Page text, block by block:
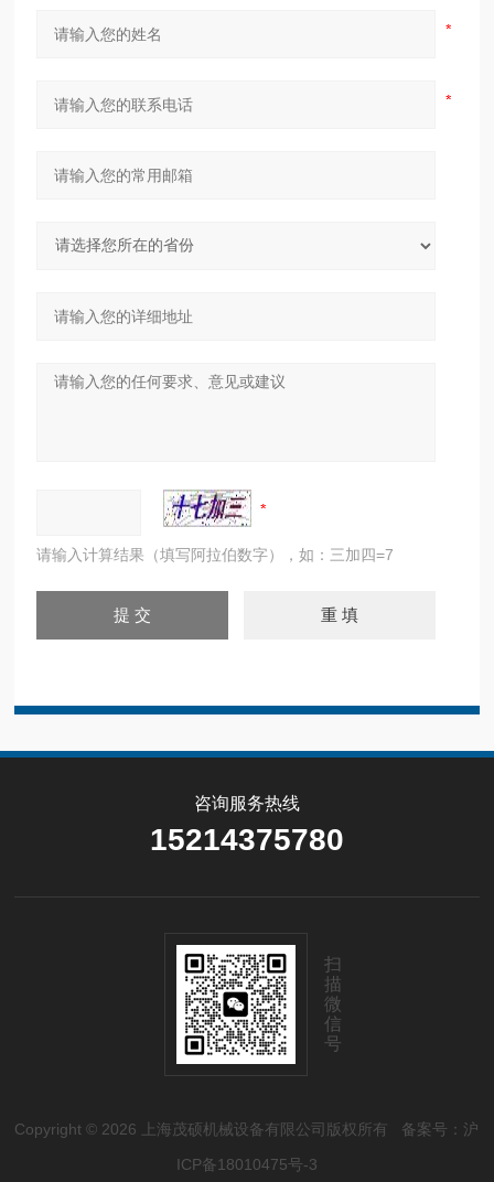
请输入计算结果（填写阿拉伯数字），如：三加四=7
咨询服务热线
15214375780
扫
描
微
信
号
Copyright © 2026 上海茂硕机械设备有限公司版权所有 备案号：沪
ICP备18010475号-3